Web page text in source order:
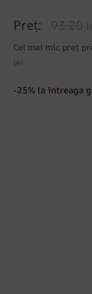
Preț: 93.20
Cel mai mic preț
lei
-25% la întreaga